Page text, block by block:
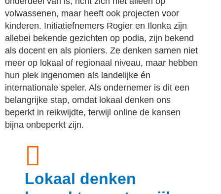
volwassenen, maar heeft ook projecten voor
kinderen. Initiatiefnemers Rogier en Ilonka zijn
allebei bekende gezichten op podia, zijn bekend
als docent en als pioniers. Ze denken samen niet
meer op lokaal of regionaal niveau, maar hebben
hun plek ingenomen als landelijke én
internationale speler. Als ondernemer is dit een
belangrijke stap, omdat lokaal denken ons
beperkt in reikwijdte, terwijl online de kansen
bijna onbeperkt zijn.
Lokaal denken